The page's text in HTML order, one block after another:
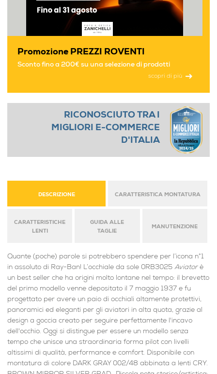
Promozione PREZZI ROVENTI
Sconto fino a 200€ su una selezione di prodotti
scopri di più
RICONOSCIUTO TRA I
MIGLIORI E-COMMERCE
D'ITALIA
DESCRIZIONE CARATTERISTICA MONTATURA
CARATTERISTICHE
LENTI
GUIDA ALLE
TAGLIE
MANUTENZIONE
Quante (poche) parole si potrebbero spendere per l’icona n°1
in assoluto di Ray-Ban! L’occhiale da sole 0RB3025 Aviatorè
un best seller che ha origini molto lontane nel tempo: il brevetto
del primo modello venne depositato il 7 maggio 1937 e fu
progettato per avere un paio di occhiali altamente protettivi,
panoramici ed eleganti per gli aviatori in alta quota, grazie al
design a goccia creato per seguire perfettamente l'incavo
dell'occhio. Oggi si distingue per essere un modello senza
tempo che unisce una straordinaria forma pilot con livelli
altissimi di qualità, performance e comfort. Disponibile con
montatura di colore DARK GRAY 002/48 abbinata a lenti CRY.